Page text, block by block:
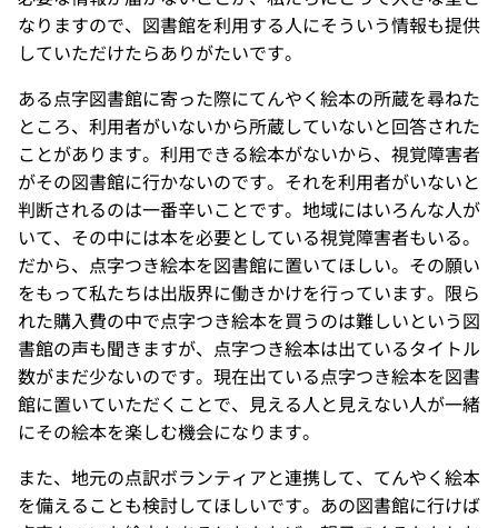
なりますので、図書館を利用する人にそういう情報も提供
していただけたらありがたいです。
ある点字図書館に寄った際にてんやく絵本の所蔵を尋ねた
ところ、利用者がいないから所蔵していないと回答された
ことがあります。利用できる絵本がないから、視覚障害者
がその図書館に行かないのです。それを利用者がいないと
判断されるのは一番辛いことです。地域にはいろんな人が
いて、その中には本を必要としている視覚障害者もいる。
だから、点字つき絵本を図書館に置いてほしい。その願い
をもって私たちは出版界に働きかけを行っています。限ら
れた購入費の中で点字つき絵本を買うのは難しいという図
書館の声も聞きますが、点字つき絵本は出ているタイトル
数がまだ少ないのです。現在出ている点字つき絵本を図書
館に置いていただくことで、見える人と見えない人が一緒
にその絵本を楽しむ機会になります。
また、地元の点訳ボランティアと連携して、てんやく絵本
を備えることも検討してほしいです。あの図書館に行けば